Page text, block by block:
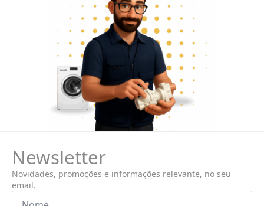
Newsletter
Novidades, promoções e informações relevante, no seu
email.
Nome